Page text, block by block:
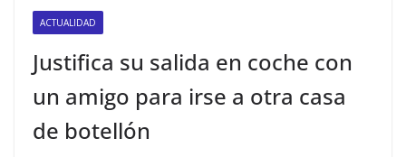
ACTUALIDAD
Justifica su salida en coche con
un amigo para irse a otra casa
de botellón